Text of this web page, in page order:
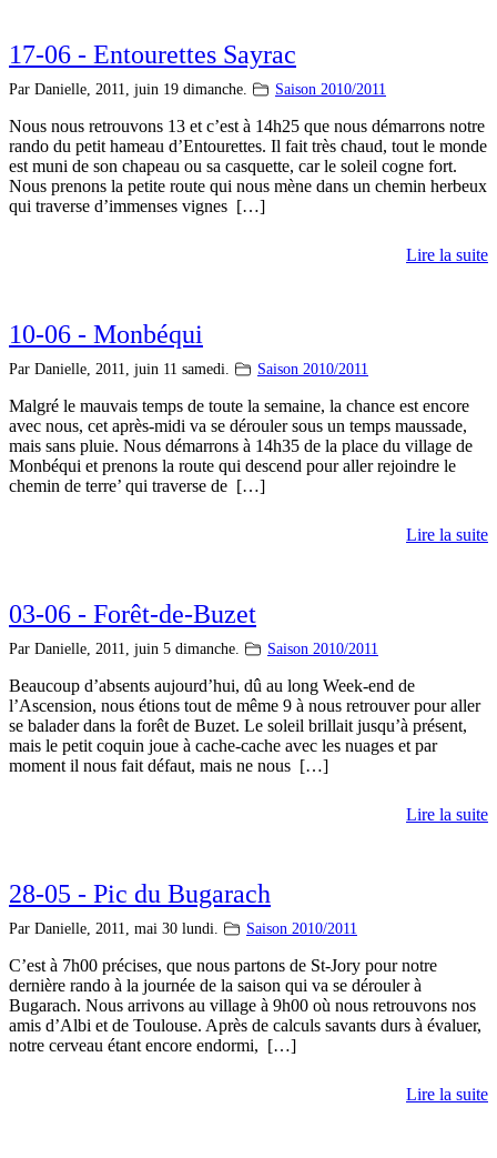
17-06 - Entourettes Sayrac
Par Danielle, 2011, juin 19 dimanche. Saison 2010/2011
Nous nous retrouvons 13 et c’est à 14h25 que nous démarrons notre
rando du petit hameau d’Entourettes. Il fait très chaud, tout le monde
est muni de son chapeau ou sa casquette, car le soleil cogne fort.
Nous prenons la petite route qui nous mène dans un chemin herbeux
qui traverse d’immenses vignes […]
Lire la suite
10-06 - Monbéqui
Par Danielle, 2011, juin 11 samedi. Saison 2010/2011
Malgré le mauvais temps de toute la semaine, la chance est encore
avec nous, cet après-midi va se dérouler sous un temps maussade,
mais sans pluie. Nous démarrons à 14h35 de la place du village de
Monbéqui et prenons la route qui descend pour aller rejoindre le
chemin de terre’ qui traverse de […]
Lire la suite
03-06 - Forêt-de-Buzet
Par Danielle, 2011, juin 5 dimanche. Saison 2010/2011
Beaucoup d’absents aujourd’hui, dû au long Week-end de
l’Ascension, nous étions tout de même 9 à nous retrouver pour aller
se balader dans la forêt de Buzet. Le soleil brillait jusqu’à présent,
mais le petit coquin joue à cache-cache avec les nuages et par
moment il nous fait défaut, mais ne nous […]
Lire la suite
28-05 - Pic du Bugarach
Par Danielle, 2011, mai 30 lundi. Saison 2010/2011
C’est à 7h00 précises, que nous partons de St-Jory pour notre
dernière rando à la journée de la saison qui va se dérouler à
Bugarach. Nous arrivons au village à 9h00 où nous retrouvons nos
amis d’Albi et de Toulouse. Après de calculs savants durs à évaluer,
notre cerveau étant encore endormi, […]
Lire la suite